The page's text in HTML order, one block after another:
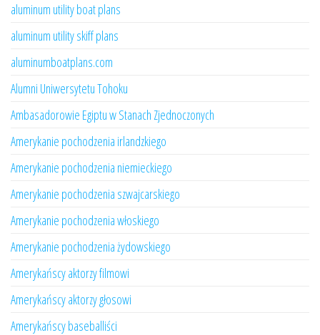
aluminum utility boat plans
aluminum utility skiff plans
aluminumboatplans.com
Alumni Uniwersytetu Tohoku
Ambasadorowie Egiptu w Stanach Zjednoczonych
Amerykanie pochodzenia irlandzkiego
Amerykanie pochodzenia niemieckiego
Amerykanie pochodzenia szwajcarskiego
Amerykanie pochodzenia włoskiego
Amerykanie pochodzenia żydowskiego
Amerykańscy aktorzy filmowi
Amerykańscy aktorzy głosowi
Amerykańscy baseballiści